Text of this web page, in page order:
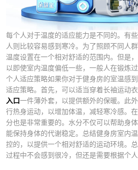
每个人对于温度的适应能力是不同的。有
人则比较容易感到寒冷。为了照顾不同人
温度设置在一个相对舒适的范围内。但是
以即使室内温度偏低一些，一般人在锻炼
个人适应策略如果你对于健身房的室温感
适应策略。首先，可以适当穿着长袖运动
入口一件薄外套，以提供额外的保暖。此
行热身运动，以增加体温，减轻寒冷感。
分也是非常重要的。水分不仅可以帮助身
能保持身体的代谢稳定。总结健身房室内
控的，以提供一个相对舒适的运动环境。
过程中不会感到很冷，但还是需要根据个人